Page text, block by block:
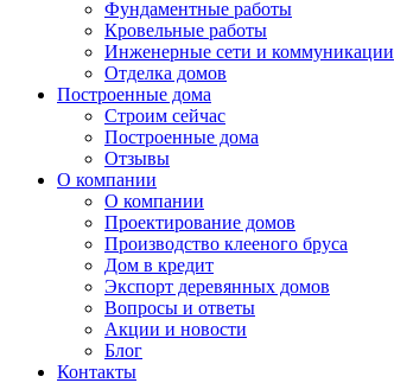
Фундаментные работы
Кровельные работы
Инженерные сети и коммуникации
Отделка домов
Построенные дома
Строим сейчас
Построенные дома
Отзывы
О компании
О компании
Проектирование домов
Производство клееного бруса
Дом в кредит
Экспорт деревянных домов
Вопросы и ответы
Акции и новости
Блог
Контакты